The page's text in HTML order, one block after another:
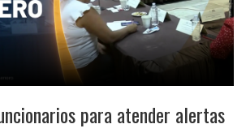
para atender alertas